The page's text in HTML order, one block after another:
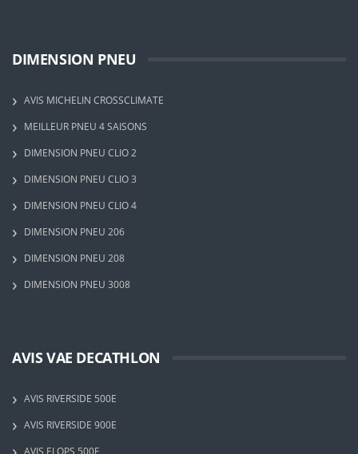
DIMENSION PNEU
AVIS MICHELIN CROSSCLIMATE
MEILLEUR PNEU 4 SAISONS
DIMENSION PNEU CLIO 2
DIMENSION PNEU CLIO 3
DIMENSION PNEU CLIO 4
DIMENSION PNEU 206
DIMENSION PNEU 208
DIMENSION PNEU 3008
AVIS VAE DECATHLON
AVIS RIVERSIDE 500E
AVIS RIVERSIDE 900E
AVIS ELOPS 500E